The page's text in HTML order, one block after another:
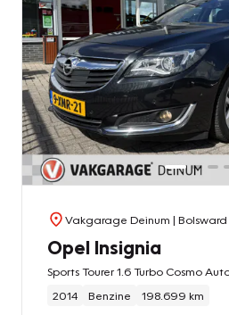
Vakgarage Deinum | Bolsward
Opel Insignia
Sports Tourer 1.6 Turbo Cosmo
2014
Benzine 198.699 km